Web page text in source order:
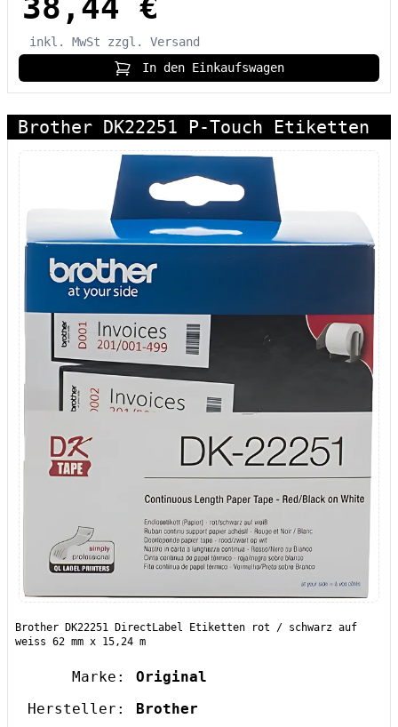
38,44 €
inkl. MwSt
zzgl. Versand
In den Einkaufswagen
Brother DK22251 P-Touch Etiketten
Brother DK22251 DirectLabel Etiketten rot / schwarz auf
weiss 62 mm x 15,24 m
Marke:
Original
Hersteller:
Brother